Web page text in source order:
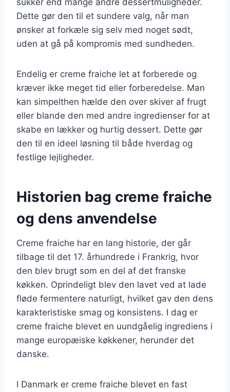
Dette gør den til et sundere valg, når man
ønsker at forkæle sig selv med noget sødt,
uden at gå på kompromis med sundheden.
Endelig er creme fraiche let at forberede og
kræver ikke meget tid eller forberedelse. Man
kan simpelthen hælde den over skiver af frugt
eller blande den med andre ingredienser for at
skabe en lækker og hurtig dessert. Dette gør
den til en ideel løsning til både hverdag og
festlige lejligheder.
Historien bag creme fraiche
og dens anvendelse
Creme fraiche har en lang historie, der går
tilbage til det 17. århundrede i Frankrig, hvor
den blev brugt som en del af det franske
køkken. Oprindeligt blev den lavet ved at lade
fløde fermentere naturligt, hvilket gav den dens
karakteristiske smag og konsistens. I dag er
creme fraiche blevet en uundgåelig ingrediens i
mange europæiske køkkener, herunder det
danske.
I Danmark er creme fraiche blevet en fast